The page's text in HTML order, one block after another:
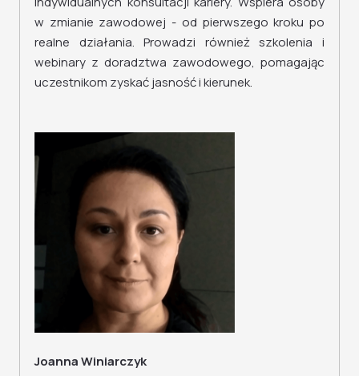
w zmianie zawodowej - od pierwszego kroku po
realne działania. Prowadzi również szkolenia i
webinary z doradztwa zawodowego, pomagając
uczestnikom zyskać jasność i kierunek.
Joanna Winiarczyk